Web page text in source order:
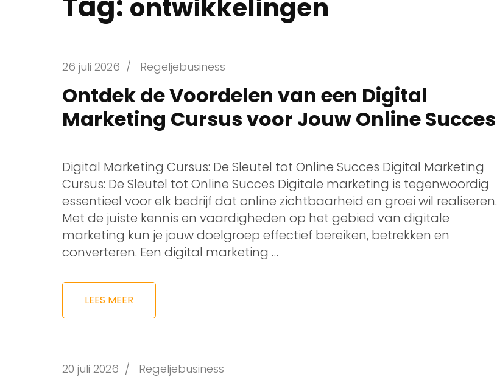
ontwikkelingen
26 juli 2026 / Regeljebusiness
Ontdek de Voordelen van een Digital
Marketing Cursus voor Jouw Online Succes
Digital Marketing Cursus: De Sleutel tot Online Succes Digital Marketing
Cursus: De Sleutel tot Online Succes Digitale marketing is tegenwoordig
essentieel voor elk bedrijf dat online zichtbaarheid en groei wil realiseren.
Met de juiste kennis en vaardigheden op het gebied van digitale
marketing kun je jouw doelgroep effectief bereiken, betrekken en
converteren. Een digital marketing …
LEES MEER
20 juli 2026 / Regeljebusiness